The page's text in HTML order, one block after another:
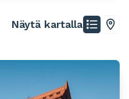
Näytä kartalla